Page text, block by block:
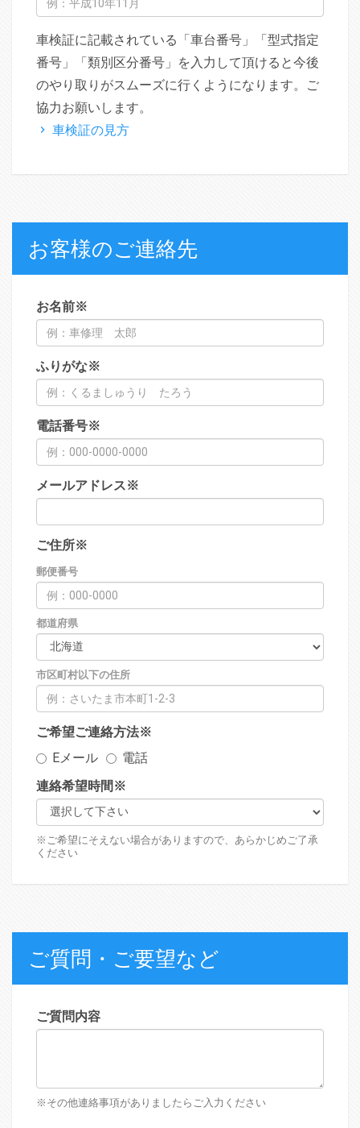
車検証に記載されている「車台番号」「型式指定
番号」「類別区分番号」を入力して頂けると今後
のやり取りがスムーズに行くようになります。ご
協力お願いします。
車検証の見方
お客様のご連絡先
お名前※
ふりがな※
電話番号※
メールアドレス※
ご住所※
郵便番号
都道府県
市区町村以下の住所
ご希望ご連絡方法※
Eメール
電話
連絡希望時間 ※
※ご希望にそえない場合がありますので、あらかじめご了承
ください
ご質問・ご要望など
ご質問内容
※その他連絡事項がありましたらご入力ください